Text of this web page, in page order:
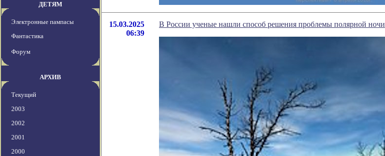
ДЕТЯМ
Электронные пампасы
Фантастика
Форум
АРХИВ
Текущий
2003
2002
2001
2000
15.03.2025
06:39
В России ученые нашли способ решения проблемы полярной ночи